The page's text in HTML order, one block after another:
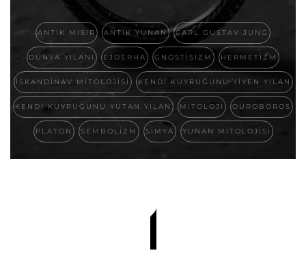
ANTIK MISIR ANTIK YUNAN CARL GUSTAV JUNG
DÜNYA YILANI EJDERHA GNOSTISIZM HERMETIZM
İSKANDINAV MITOLOJISI KENDI KUYRUĞUNU YIYEN YILAN
KENDI KUYRUĞUNU YUTAN YILAN MITOLOJI OUROBOROS
PLATON SEMBOLIZM SIMYA YUNAN MITOLOJISI